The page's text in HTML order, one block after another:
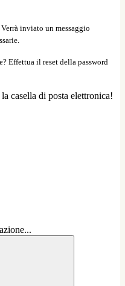
Verrà inviato un messaggio
Effettua il reset della password
casella di posta elettronica!